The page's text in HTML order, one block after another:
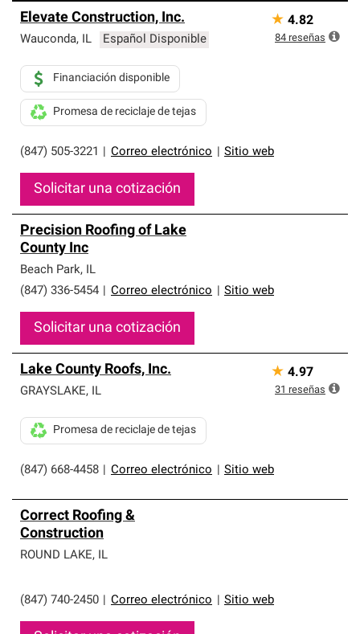
parte de una red exclusiva de profesionales de techos
que cumplen con altos estándares y requisitos estrictos
Elevate Construction, Inc.
Wauconda, IL Español Disponible
(847) 505-3221 Correo electrónico Sitio web
Financiación disponible
Promesa de reciclaje de tejas
Solicitar una cotización
★ 4.82
84 reseñas
Precision Roofing of Lake
County Inc
Beach Park, IL
(847) 336-5454
Correo electrónico Sitio web
Solicitar una cotización
Lake County Roofs, Inc.
GRAYSLAKE, IL
(847) 668-4458 Correo electrónico Sitio web
Promesa de reciclaje de tejas
★ 4.97
31 reseñas
Correct Roofing &
Construction
ROUND LAKE, IL
(847) 740-2450 Correo electrónico Sitio web